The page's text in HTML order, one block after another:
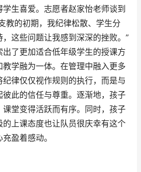
生喜爱。志愿者赵家怡老师谈到
教的初期，我纪律松散、学生分
这些问题让我感到深深的挫败。”
了更加适合低年级学生的授课方
学融为一体。在管理中融入更多
律仅仅视作规则的执行，而是与
此的信任与尊重。逐渐地，孩子
堂变得活跃而有序。同时，孩子
上课态度也让队员很庆幸有这个
盈着感动。